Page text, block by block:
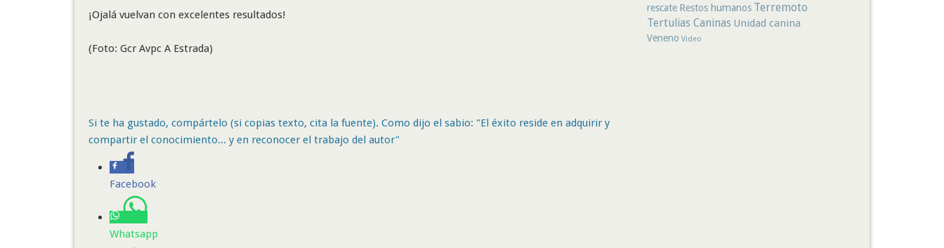
¡Ojalá vuelvan con excelentes resultados!
(Foto: Gcr Avpc A Estrada)
Si te ha gustado, compártelo (si copias texto, cita la fuente). Como dijo el sabio: "El éxito reside en adquirir y
compartir el conocimiento... y en reconocer el trabajo del autor"
Facebook
Whatsapp
rescate Restos humanos Terremoto
Tertulias Caninas Unidad canina
Veneno Video